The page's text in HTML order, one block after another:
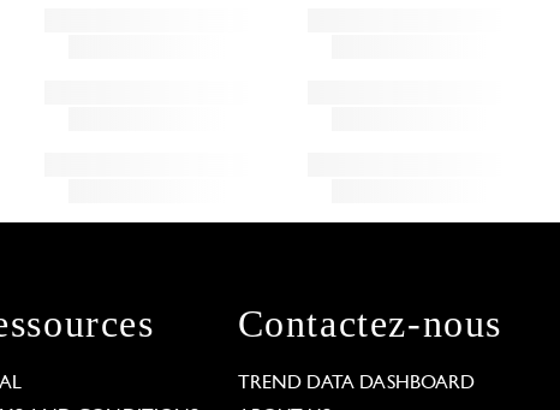
Contactez-nous
TREND DATA DASHBOARD